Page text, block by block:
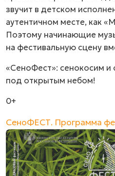
звучит в детском
аутентичном месте, как
Поэтому начинающие
на фестивальную сцену
«СеноФест»: сенокосим
под открытым небом!
0+
СеноФЕСТ. Программа